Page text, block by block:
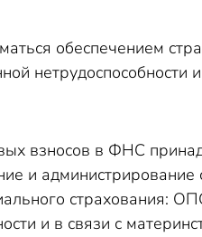
обеспечением
взносов в ФНС
и администрирование
страхования:
и в связи с